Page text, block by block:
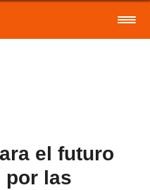
el futuro
por las